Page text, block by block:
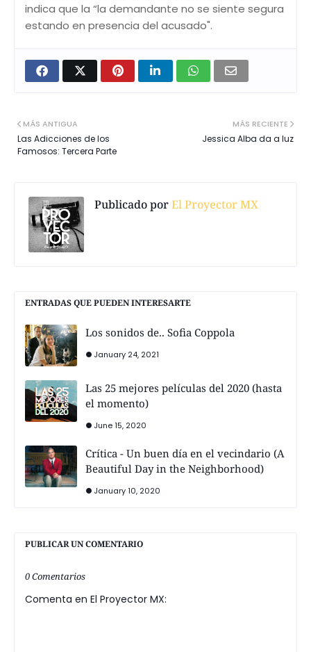
indica que la “la demandante no se siente segura
estando en presencia del acusado".
MÁS RECIENTE
Jessica Alba da a luz
MÁS ANTIGUA
Las Adicciones de los
Famosos: Tercera Parte
Publicado porEl Proyector MX
ENTRADAS QUE PUEDEN INTERESARTE
Los sonidos de.. Sofia Coppola
January 24, 2021
Las 25 mejores películas del 2020 (hasta
el momento)
June 15, 2020
Crítica - Un buen día en el vecindario (A
Beautiful Day in the Neighborhood)
January 10, 2020
PUBLICAR UN COMENTARIO
0 Comentarios
Comenta en El Proyector MX: